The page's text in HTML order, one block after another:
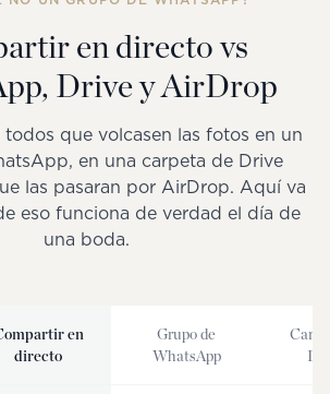
en directo vs
Drive y AirDrop
que volcasen las fotos en un
en una carpeta de Drive
las pasaran por AirDrop. Aquí va
eso funciona de verdad el día de
una boda.
en
directo
Grupo de
WhatsApp